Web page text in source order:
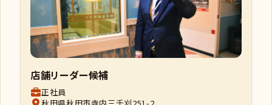
店舗リーダー候補
正社員